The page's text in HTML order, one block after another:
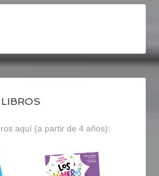
aquí (a partir de 4 años):